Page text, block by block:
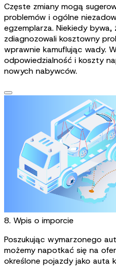
Częste zmiany mogą
problemów i ogólne
egzemplarza. Niekiedy
zdiagnozowali kosztowny
wprawnie kamuflując wady.
odpowiedzialność i koszty
nowych nabywców.
8. Wpis o imporcie
Poszukując wymarzonego
możemy napotkać się na
określone pojazdy jako auta